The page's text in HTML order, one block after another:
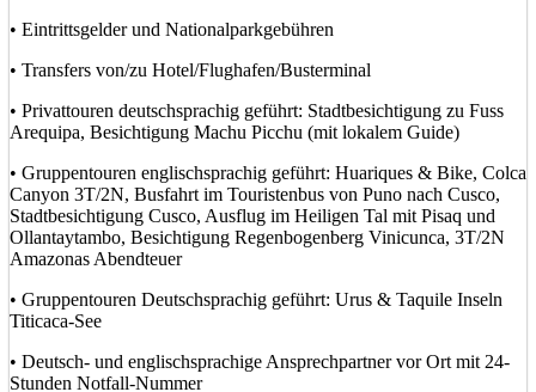
• Eintrittsgelder und Nationalparkgebühren
• Transfers von/zu Hotel/Flughafen/Busterminal
• Privattouren deutschsprachig geführt: Stadtbesichtigung zu Fuss
Arequipa, Besichtigung Machu Picchu (mit lokalem Guide)
• Gruppentouren englischsprachig geführt: Huariques & Bike, Colca
Canyon 3T/2N, Busfahrt im Touristenbus von Puno nach Cusco,
Stadtbesichtigung Cusco, Ausflug im Heiligen Tal mit Pisaq und
Ollantaytambo, Besichtigung Regenbogenberg Vinicunca, 3T/2N
Amazonas Abendteuer
• Gruppentouren Deutschsprachig geführt: Urus & Taquile Inseln
Titicaca-See
• Deutsch- und englischsprachige Ansprechpartner vor Ort mit 24-
Stunden Notfall-Nummer